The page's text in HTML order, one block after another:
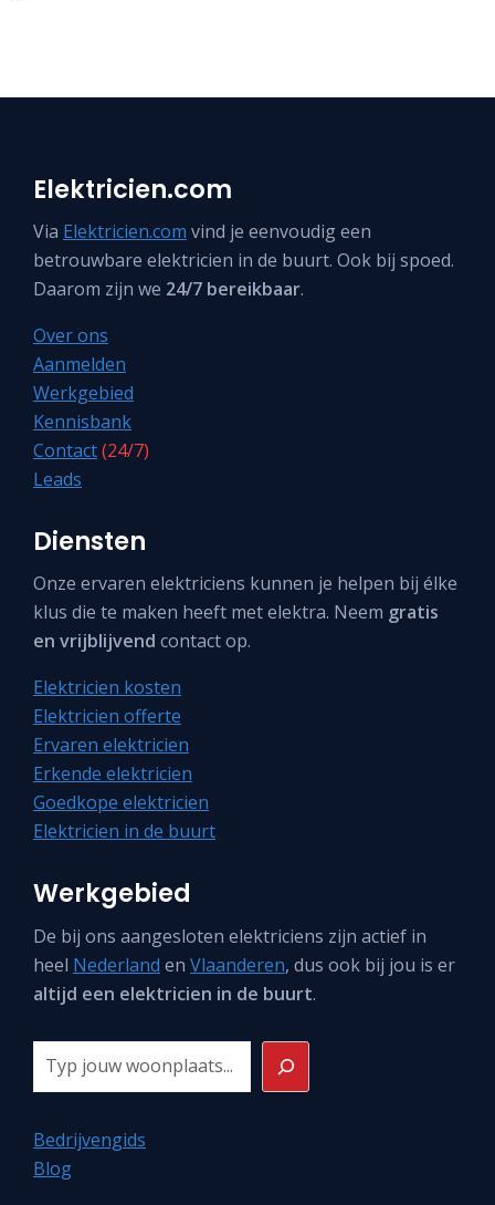
Elektricien.com
Via Elektricien.com vind je eenvoudig een
betrouwbare elektricien in de buurt. Ook bij spoed.
Daarom zijn we 24/7 bereikbaar.
Over ons
Aanmelden
Werkgebied
Kennisbank
Contact(24/7)
Leads
Diensten
Onze ervaren elektriciens kunnen je helpen bij élke
klus die te maken heeft met elektra. Neem gratis
en vrijblijvend contact op.
Elektricien kosten
Elektricien offerte
Ervaren elektricien
Erkende elektricien
Goedkope elektricien
Elektricien in de buurt
Werkgebied
De bij ons aangesloten elektriciens zijn actief in
heel Nederland en Vlaanderen, dus ook bij jou is er
altijd een elektricien in de buurt.
Zoeken
Bedrijvengids
Blog